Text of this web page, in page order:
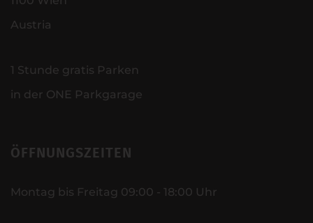
Austria
1 Stunde gratis Parken
in der ONE Parkgarage
ÖFFNUNGSZEITEN
Montag bis Freitag 09:00 - 18:00 Uhr